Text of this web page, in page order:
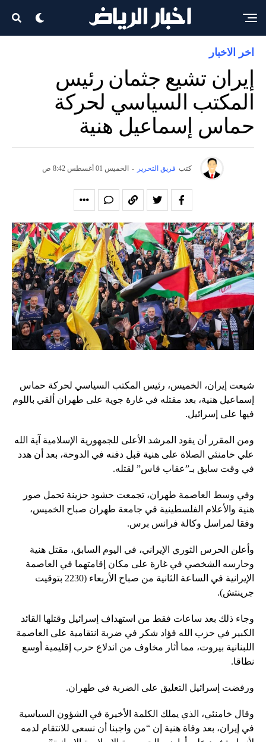
اخر الاخبار
إيران تشيع جثمان رئيس
المكتب السياسي لحركة
حماس إسماعيل هنية
كتب فريق التحرير - الخميس 01 أغسطس 8:42 ص
شيعت إيران، الخميس، رئيس المكتب السياسي لحركة حماس
إسماعيل هنية، بعد مقتله في غارة جوية على طهران ألقي باللوم
فيها على إسرائيل.
ومن المقرر أن يقود المرشد الأعلى للجمهورية الإسلامية آية الله
علي خامنئي الصلاة على هنية قبل دفنه في الدوحة، بعد أن هدد
في وقت سابق بـ”عقاب قاس” لقتله.
وفي وسط العاصمة طهران، تجمعت حشود حزينة تحمل صور
هنية والأعلام الفلسطينية في جامعة طهران صباح الخميس،
وفقا لمراسل وكالة فرانس برس.
وأعلن الحرس الثوري الإيراني، في اليوم السابق، مقتل هنية
وحارسه الشخصي في غارة على مكان إقامتهما في العاصمة
الإيرانية في الساعة الثانية من صباح الأربعاء (2230 بتوقيت
جرينتش).
وجاء ذلك بعد ساعات فقط من استهداف إسرائيل وقتلها القائد
الكبير في حزب الله فؤاد شكر في ضربة انتقامية على العاصمة
اللبنانية بيروت، مما أثار مخاوف من اندلاع حرب إقليمية أوسع
نطاقا.
ورفضت إسرائيل التعليق على الضربة في طهران.
وقال خامنئي، الذي يملك الكلمة الأخيرة في الشؤون السياسية
في إيران، بعد وفاة هنية إن “من واجبنا أن نسعى للانتقام لدمه